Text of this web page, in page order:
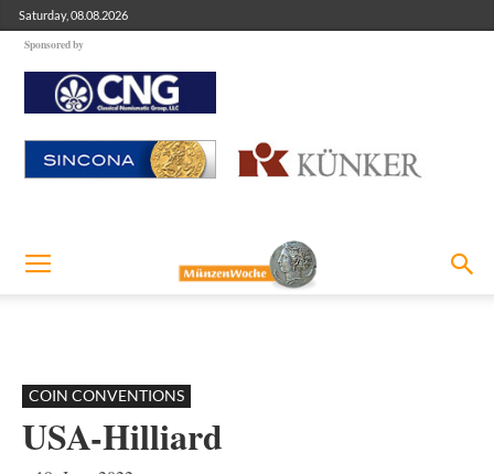
Saturday, 08.08.2026
Sponsored by
COIN CONVENTIONS
USA-Hilliard